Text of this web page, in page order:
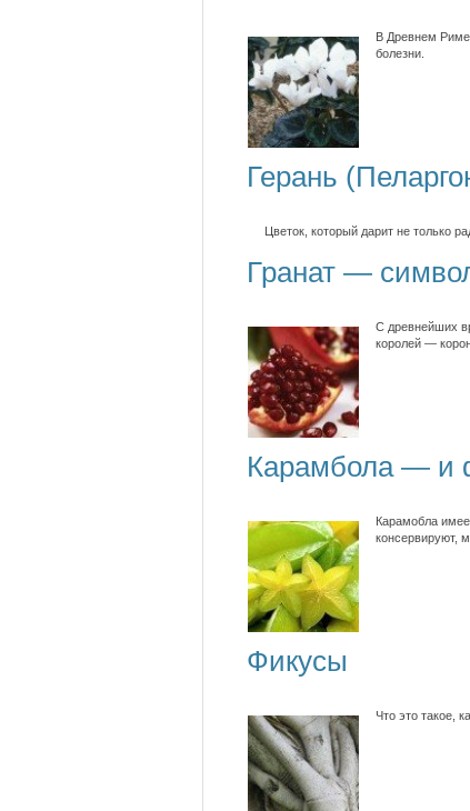
В Древнем Риме
болезни.
Герань
Цветок, который дарит не только
Гранат —
С древнейших
королей —
Карамбола — и
Карамобла
консервируют,
Фикусы
Что это такое,